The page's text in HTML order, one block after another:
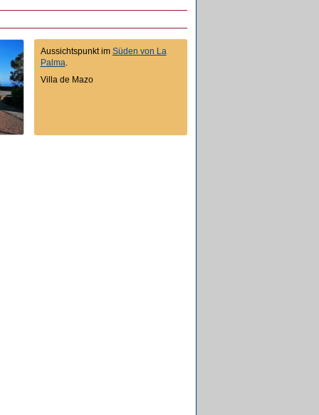
Aussichtspunkt im Süden von La
Palma.
Villa de Mazo